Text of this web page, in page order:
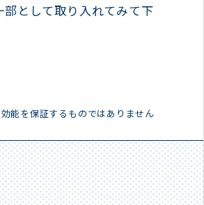
として取り入れてみて下
効能を保証するものではありません